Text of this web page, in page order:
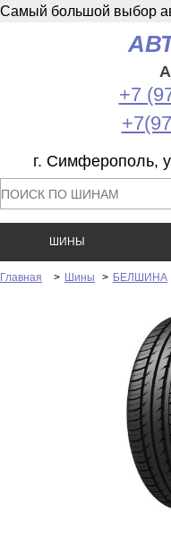
Самый большой выбор
+7
г. Симферополь,
ШИНЫ
Главная > Шины > БЕЛШИНА